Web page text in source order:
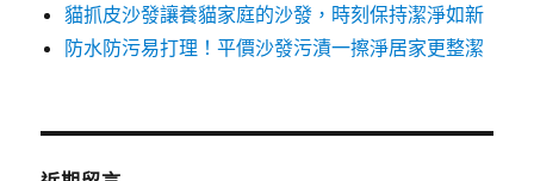
貓抓皮沙發讓養貓家庭的沙發，時刻保持潔淨如新
防水防污易打理！平價沙發污漬一擦淨居家更整潔